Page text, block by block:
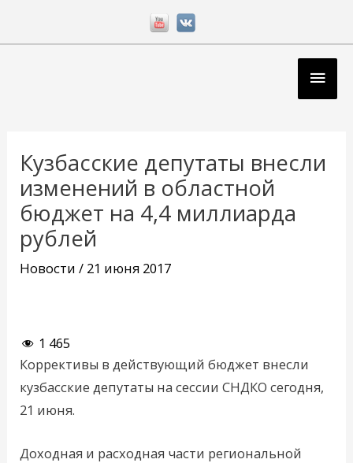
Кузбасские депутаты внесли
изменений в областной
бюджет на 4,4 миллиарда
рублей
Новости / 21 июня 2017
1 465
Коррективы в действующий бюджет внесли
кузбасские депутаты на сессии СНДКО сегодня,
21 июня.
Доходная и расходная части региональной
записям